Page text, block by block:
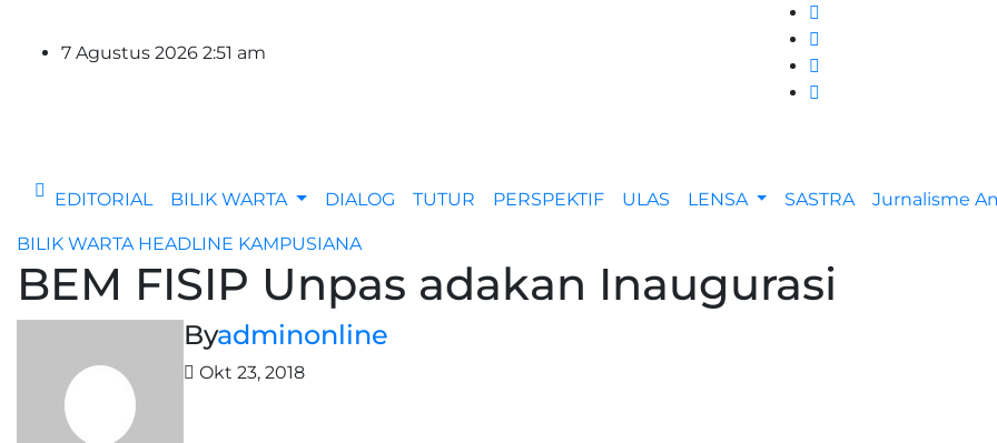
content
7 Agustus 2026 2:51 am
EDITORIAL BILIK WARTA DIALOG TUTUR PERSPEKTIF ULAS LENSA SASTRA Jurnalisme
BILIK WARTA HEADLINE KAMPUSIANA
BEM FISIP Unpas adakan Inaugurasi
Byadminonline
Okt 23, 2018